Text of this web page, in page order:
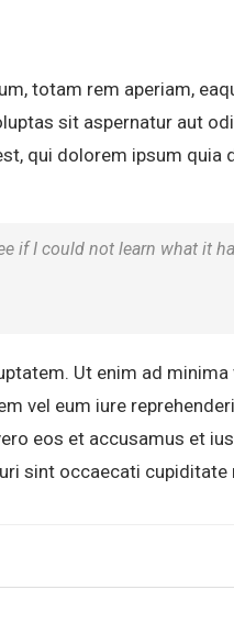
totam rem aperiam,
sit aspernatur aut
qui dolorem ipsum quia
if I could not learn what it
Ut enim ad
vel eum iure
eos et accusamus et
sint occaecati cupiditate